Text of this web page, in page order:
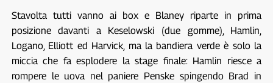
Stavolta tutti vanno ai box e Blaney riparte in prima
posizione davanti a Keselowski (due gomme), Hamlin,
Logano, Elliott ed Harvick, ma la bandiera verde è solo la
miccia che fa esplodere la stage finale: Hamlin riesce a
rompere le uova nel paniere Penske spingendo Brad in